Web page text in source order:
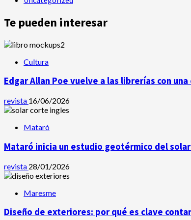
Te pueden interesar
Cultura
Edgar Allan Poe vuelve a las librerías con
revista 16/06/2026
Mataró
Mataró inicia un estudio geotérmico del
revista 28/01/2026
Maresme
Diseño de exteriores: por qué es clave